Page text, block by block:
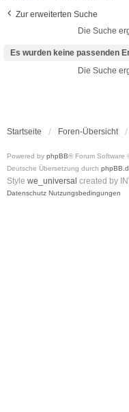
Zur erweiterten Suche
Die Suche
Es wurden keine passenden
Die Suche
Startseite Foren-Übersicht
Powered by phpBB® Forum Software
Deutsche Übersetzung durch
Style we_universal created by
Datenschutz Nutzungsbedingungen